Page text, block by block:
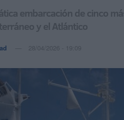
embarcación de cinco
y el Atlántico
28/04/2026 - 19:09